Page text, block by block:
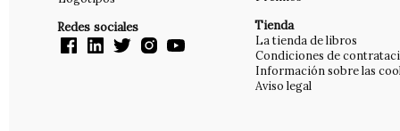
Redes sociales Tienda
La tienda de libros
Condiciones de
Información sobre las
Aviso legal